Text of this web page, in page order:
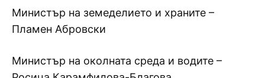
Министър на земеделието и храните –
Пламен Абровски
Министър на околната среда и водите –